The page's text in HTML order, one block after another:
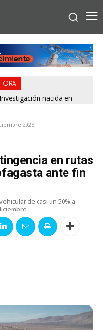
nacida en
2025
en rutas
ante fin
de casi un 50% a